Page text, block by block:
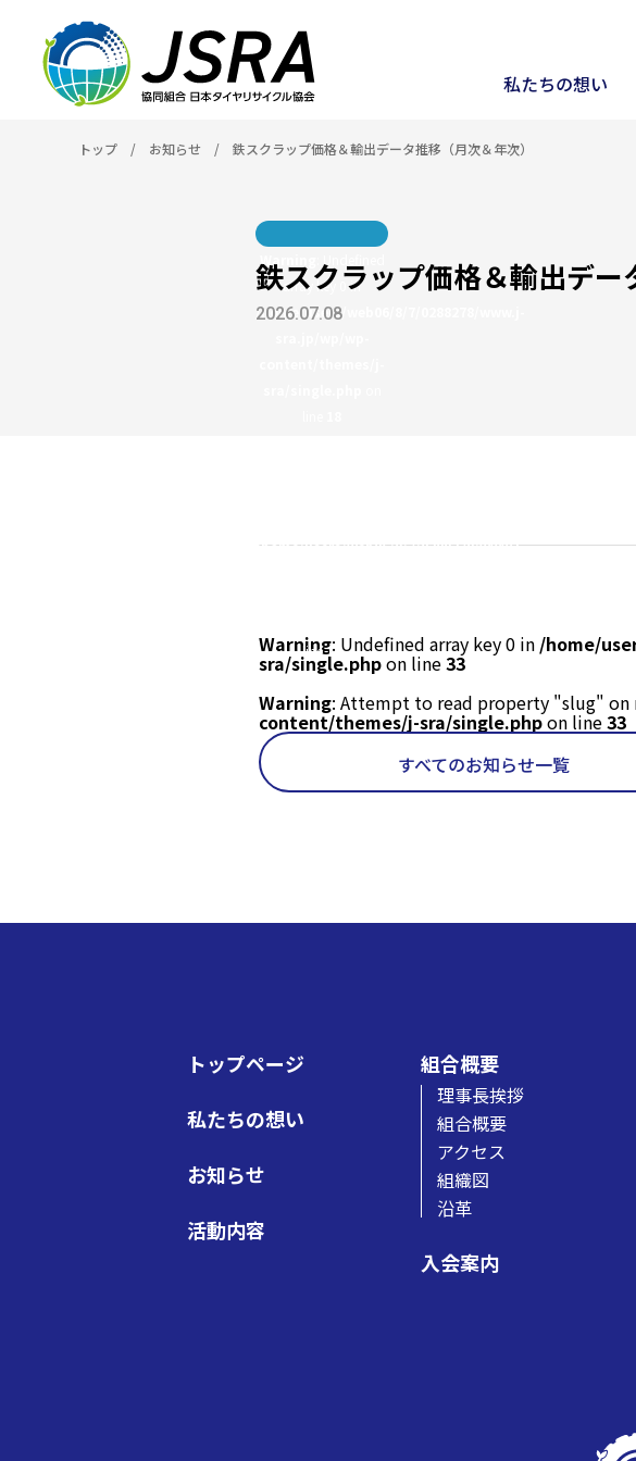
私たちの想い
トップ / お知らせ / 鉄スクラップ価格＆輸出データ推移（月次＆年次）
Warning
array key 0 in
/home/users/web06/8/7/0288278/www.j-
/home/users/web06/8/7/0288278/www.j-
line18
鉄スクラップ価格＆輸出デー
2026.07.08
Warning: Undefined array key 0 in /home/
sra/single.phpon line33
Warning: Attempt to read property "slug" on
content/themes/j-sra/single.phpon line33
すべてのお知らせ一覧
トップページ
私たちの想い
お知らせ
活動内容
組合概要
理事長挨拶
組合概要
アクセス
組織図
沿革
入会案内